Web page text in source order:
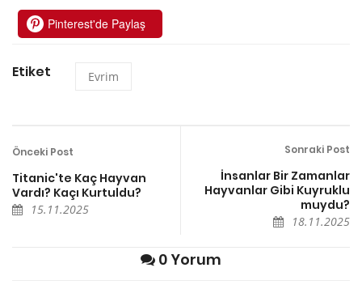
Pinterest'de Paylaş
Etiket Evrim
Önceki Post
Titanic'te Kaç Hayvan
Vardı? Kaçı Kurtuldu?
15.11.2025
Sonraki Post
İnsanlar Bir Zamanlar
Hayvanlar Gibi Kuyruklu
muydu?
18.11.2025
0 Yorum